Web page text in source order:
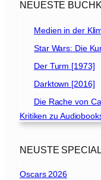
NEUESTE
Medien in der
Star Wars: Die
Der Turm [1973]
Darktown [2016]
Die Rache von
Kritiken zu
NEUSTE
Oscars 2026